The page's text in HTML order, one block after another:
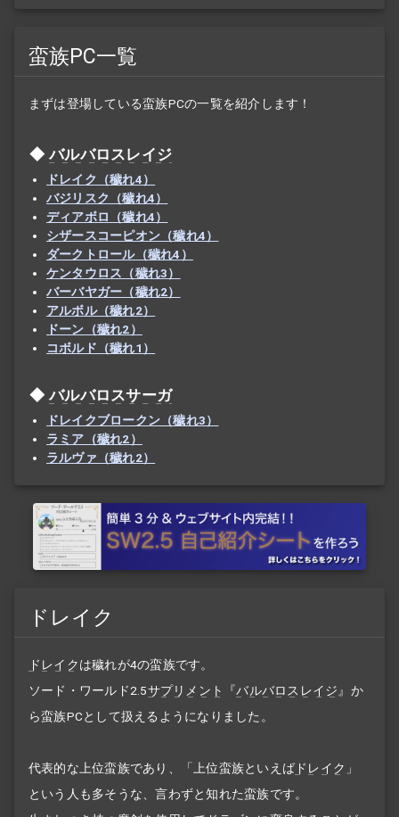
蛮族PC一覧
まずは登場している蛮族PCの一覧を紹介します！
バルバロスレイジ
ドレイク（穢れ4）
バジリスク（穢れ4）
ディアボロ（穢れ4）
シザースコーピオン（穢れ4）
ダークトロール（穢れ4）
ケンタウロス（穢れ3）
バーバヤガー（穢れ2）
アルボル（穢れ2）
ドーン（穢れ2）
コボルド（穢れ1）
バルバロスサーガ
ドレイクブロークン（穢れ3）
ラミア（穢れ2）
ラルヴァ（穢れ2）
ドレイク
ドレイクは穢れが4の蛮族です。
ソード・ワールド2.5サプリメント 『バルバロスレイジ 』か
ら蛮族PCとして扱えるようになりました。
代表的な上位蛮族であり、「上位蛮族といえば ドレイク 」
という人も多そうな、言わずと知れた蛮族です。